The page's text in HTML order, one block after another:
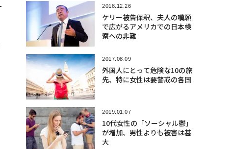
2018.12.26
ケリー被告保釈、夫人の嘆願
で広がるアメリカでの日本検
察への非難
2017.08.09
外国人にとって危険な10の旅
先、特に女性は要警戒の各国
2019.01.07
10代女性の「ソーシャル鬱」
が増加、男性よりも被害は甚
大